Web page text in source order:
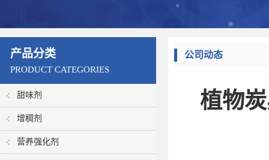
产品分类
PRODUCT CATEGORIES
甜味剂
增稠剂
营养强化剂
公司动态
植物